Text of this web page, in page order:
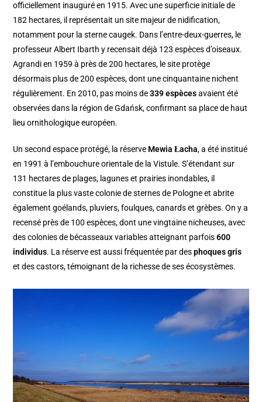
officiellement inauguré en 1915. Avec une superficie initiale de
182 hectares, il représentait un site majeur de nidification,
notamment pour la sterne caugek. Dans l’entre-deux-guerres, le
professeur Albert Ibarth y recensait déjà 123 espèces d’oiseaux.
Agrandi en 1959 à près de 200 hectares, le site protège
désormais plus de 200 espèces, dont une cinquantaine nichent
régulièrement. En 2010, pas moins de339 espècesavaient été
observées dans la région de Gdańsk, confirmant sa place de haut
lieu ornithologique européen.
Un second espace protégé, la réserve Mewia Łacha, a été institué
en 1991 à l’embouchure orientale de la Vistule. S’étendant sur
131 hectares de plages, lagunes et prairies inondables, il
constitue la plus vaste colonie de sternes de Pologne et abrite
également goélands, pluviers, foulques, canards et grèbes. On y a
recensé près de 100 espèces, dont une vingtaine nicheuses, avec
des colonies de bécasseaux variables atteignant parfois600
individus. La réserve est aussi fréquentée par desphoques gris
et des castors, témoignant de la richesse de ses écosystèmes.